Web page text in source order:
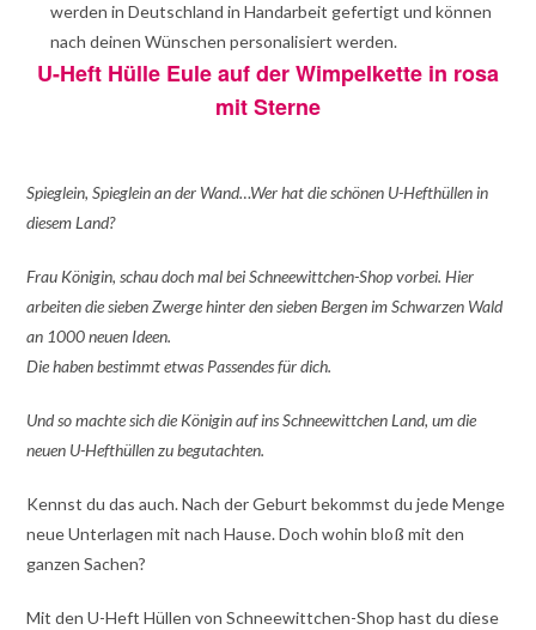
werden in Deutschland in Handarbeit gefertigt und können
nach deinen Wünschen personalisiert werden.
U-Heft Hülle Eule auf der Wimpelkette in rosa
mit Sterne
Spieglein, Spieglein an der Wand…Wer hat die schönen U-Hefthüllen in
diesem Land?
Frau Königin, schau doch mal bei Schneewittchen-Shop vorbei. Hier
arbeiten die sieben Zwerge hinter den sieben Bergen im Schwarzen Wald
an 1000 neuen Ideen.
Die haben bestimmt etwas Passendes für dich.
Und so machte sich die Königin auf ins Schneewittchen Land, um die
neuen U-Hefthüllen zu begutachten.
Kennst du das auch. Nach der Geburt bekommst du jede Menge
neue Unterlagen mit nach Hause. Doch wohin bloß mit den
ganzen Sachen?
Mit den U-Heft Hüllen von Schneewittchen-Shop hast du diese